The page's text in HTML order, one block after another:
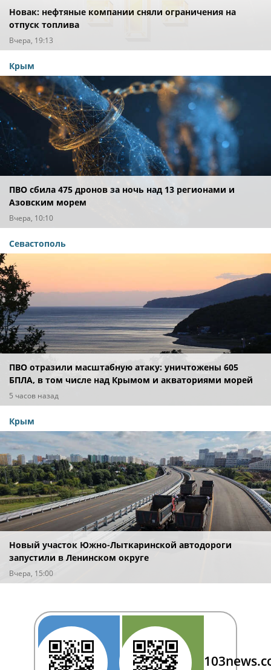
Новак: нефтяные компании сняли ограничения на
отпуск топлива
Вчера, 19:13
Крым
ПВО сбила 475 дронов за ночь над 13 регионами и
Азовским морем
Вчера, 10:10
Севастополь
ПВО отразили масштабную атаку: уничтожены 605
БПЛА, в том числе над Крымом и акваториями морей
5 часов назад
Крым
Новый участок Южно-Лыткаринской автодороги
запустили в Ленинском округе
Вчера, 15:00